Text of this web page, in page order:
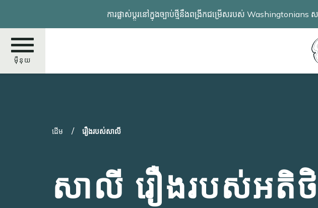
មាតិកា​
សំខាន់​
ការផ្លាស់ប្តូរនៅក្នុងច្បាប់ថ្មីនឹងពង្រីកជម្រើសរបស់
ម៉ឺនុយ
ដើម រឿងរបស់សាលី
សាលី រឿងរបស់អតិ